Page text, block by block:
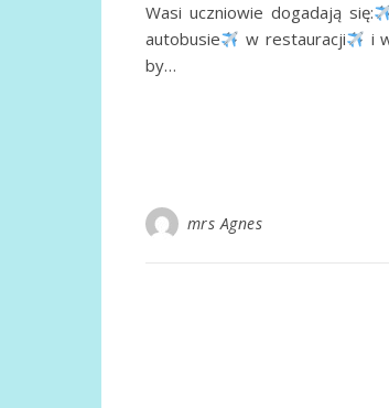
Wasi uczniowie dogadają się:
autobusie
w restauracji
i
by…
mrs Agnes